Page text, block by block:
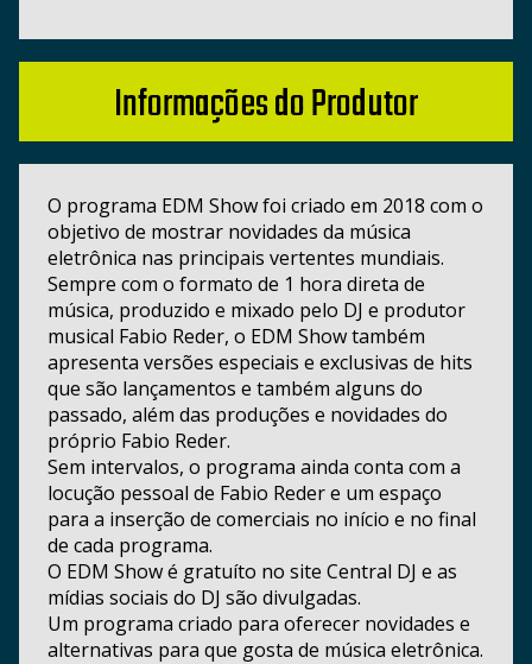
Informações do Produtor
O programa EDM Show foi criado em 2018 com o
objetivo de mostrar novidades da música
eletrônica nas principais vertentes mundiais.
Sempre com o formato de 1 hora direta de
música, produzido e mixado pelo DJ e produtor
musical Fabio Reder, o EDM Show também
apresenta versões especiais e exclusivas de hits
que são lançamentos e também alguns do
passado, além das produções e novidades do
próprio Fabio Reder.
Sem intervalos, o programa ainda conta com a
locução pessoal de Fabio Reder e um espaço
para a inserção de comerciais no início e no final
de cada programa.
O EDM Show é gratuíto no site Central DJ e as
mídias sociais do DJ são divulgadas.
Um programa criado para oferecer novidades e
alternativas para que gosta de música eletrônica.